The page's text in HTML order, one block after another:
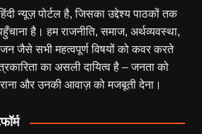
न्यूज़ पोर्टल है, जिसका उद्देश्य पाठकों तक
है। हम राजनीति, समाज, अर्थव्यवस्था,
जैसे सभी महत्वपूर्ण विषयों को कवर करते
का असली दायित्व है – जनता को
और उनकी आवाज़ को मजबूती देना।